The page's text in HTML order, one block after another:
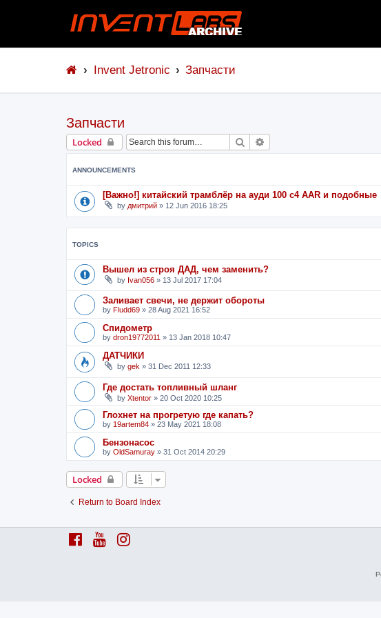
Invent Jetronic Запчасти
Запчасти
Locked Search
ANNOUNCEMENTS
[Важно!] китайский трамблёр на ауди 100 с4 AAR и подобные
by дмитрий » 12 Jun 2016 18:25
TOPICS
Вышел из строя ДАД, чем заменить?
by Ivan056 » 13 Jul 2017 17:04
Заливает свечи, не держит обороты
by Fludd69 » 28 Aug 2021 16:52
Спидометр
by dron19772011 » 13 Jan 2018 10:47
ДАТЧИКИ
by gek » 31 Dec 2011 12:33
Где достать топливный шланг
by Xtentor » 20 Oct 2020 10:25
Глохнет на прогретую где капать?
by 19artem84 » 23 May 2021 18:08
Бензонасос
by OldSamuray » 31 Oct 2014 20:29
Locked
Return to Board Index